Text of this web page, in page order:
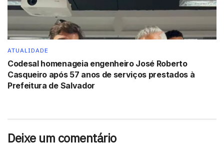
ATUALIDADE
Codesal homenageia engenheiro José Roberto
Casqueiro após 57 anos de serviços prestados à
Prefeitura de Salvador
Deixe um comentário